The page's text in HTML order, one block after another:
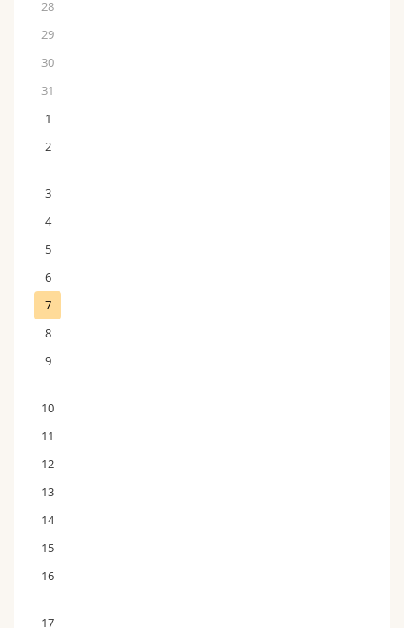
28
29
30
31
1
2
3
4
5
6
7
8
9
10
11
12
13
14
15
16
17